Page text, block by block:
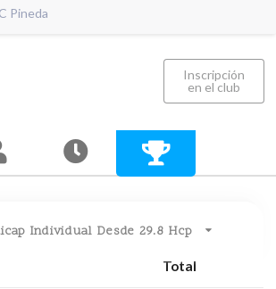
Pineda
Inscripción
en el club
Individual Desde 29.8 Hcp
Total